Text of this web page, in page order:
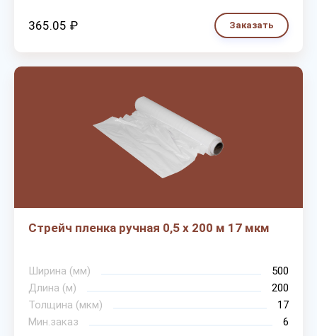
365.05 ₽ Заказать
Стрейч пленка ручная 0,5 х 200 м 17 мкм
Ширина (мм)
500
Длина (м)
200
Толщина (мкм)
17
Мин.заказ
6